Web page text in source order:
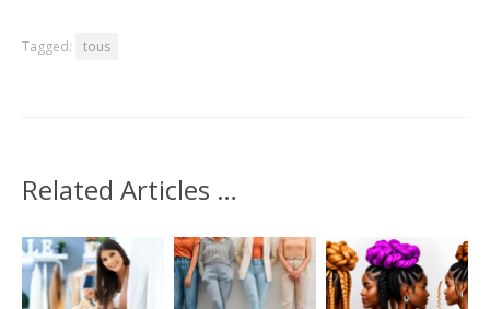
Tagged: tous
Related Articles …